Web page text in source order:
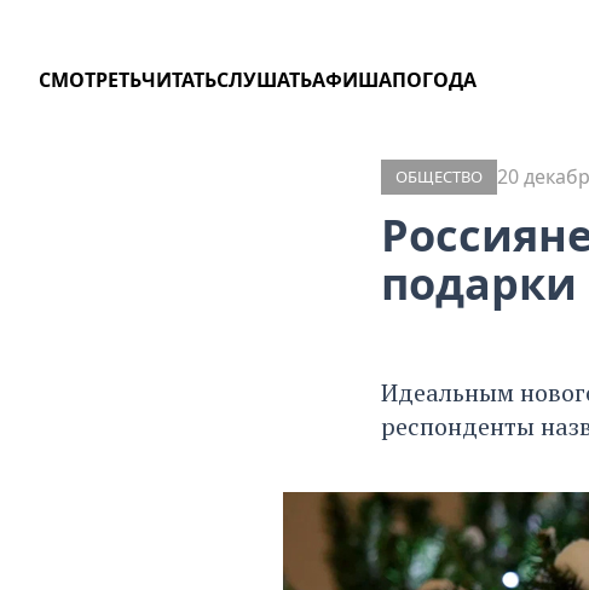
СМОТРЕТЬЧИТАТЬСЛУШАТЬАФИШАПОГОДА
ОБЩЕСТВО 20
Идеальным
респонденты